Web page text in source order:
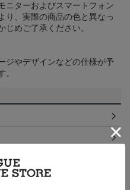
ニターおよびスマートフォン
り、実際の商品の色と異なっ
めご了承ください。
ジやデザインなどの仕様が予